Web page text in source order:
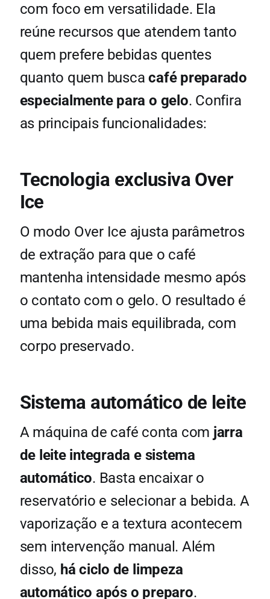
com foco em versatilidade. Ela
reúne recursos que atendem tanto
quem prefere bebidas quentes
quanto quem buscacafé preparado
especialmente para o gelo. Confira
as principais funcionalidades:
Tecnologia exclusiva Over
Ice
O modo Over Ice ajusta parâmetros
de extração para que o café
mantenha intensidade mesmo após
o contato com o gelo. O resultado é
uma bebida mais equilibrada, com
corpo preservado.
Sistema automático de leite
A máquina de café conta com jarra
de leite integrada e sistema
automático. Basta encaixar o
reservatório e selecionar a bebida. A
vaporização e a textura acontecem
sem intervenção manual. Além
disso, há ciclo de limpeza
automático após o preparo.